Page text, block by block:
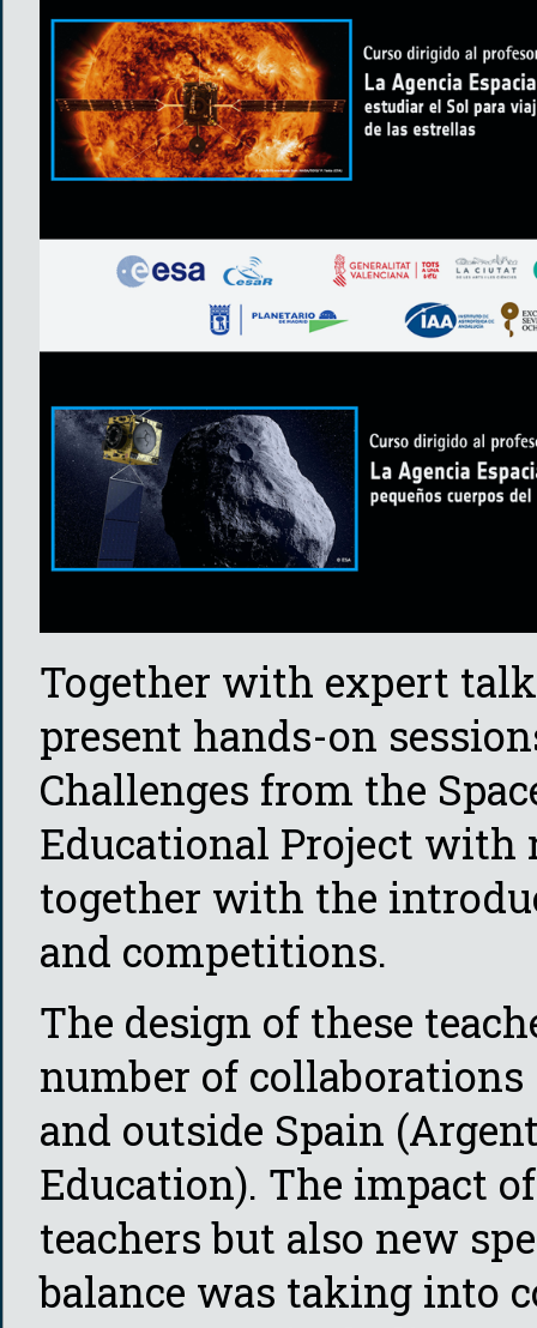
Together with expert
present hands-on
Challenges from the
Educational Project with
together with the
and competitions.
The design of these
number of
and outside Spain
Education). The impact
teachers but also new
balance was taking into